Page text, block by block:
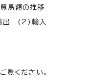
易額の推移
出 (2)輸入
覧ください。